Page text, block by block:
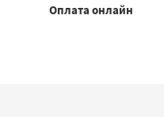
Оплата онлайн